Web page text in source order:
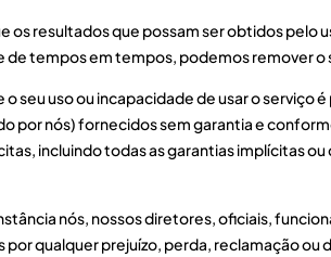
os resultados que possam ser obtidos pelo
de tempos em tempos, podemos remover
o seu uso ou incapacidade de usar o
por nós) fornecidos sem garantia e
incluindo todas as garantias implícitas
nós, nossos diretores, oficiais,
por qualquer prejuízo, perda, reclamação